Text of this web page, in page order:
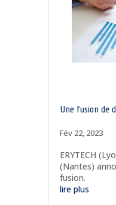
Une fusion de
Fév 22, 2023
ERYTECH
(Nantes)
fusion.
lire plus